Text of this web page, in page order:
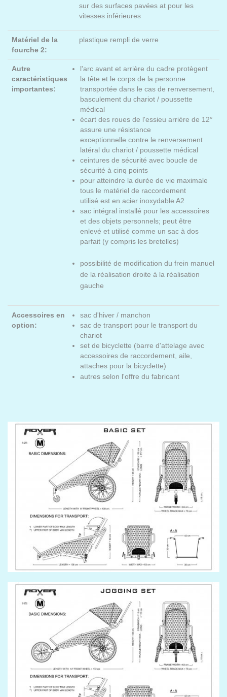
sur des surfaces pavées at pour les
vitesses inférieures
Matériel de la
fourche 2:
plastique rempli de verre
Autre
caractéristiques
importantes:
l'arc avant et arrière du cadre protègent
la tête et le corps de la personne
transportée dans le cas de renversement,
basculement du chariot / poussette
médical
écart des roues de l'essieu arrière de 12°
assure une résistance
exceptionnelle contre le renversement
latéral du chariot / poussette médical
ceintures de sécurité avec boucle de
sécurité à cinq points
pour atteindre la durée de vie maximale
tous le matériel de raccordement
utilisé est en acier inoxydable A2
sac intégral installé pour les accessoires
et des objets personnels; peut être
enlevé et utilisé comme un sac à dos
parfait (y compris les bretelles)
​possibilité de modification du frein manuel
de la réalisation droite à la réalisation
gauche
Accessoires en
option:
sac d'hiver / manchon
sac de transport pour le transport du
chariot
set de bicyclette (barre d'attelage avec
accessoires de raccordement, aile,
attaches pour la bicyclette)
autres selon l'offre du fabricant